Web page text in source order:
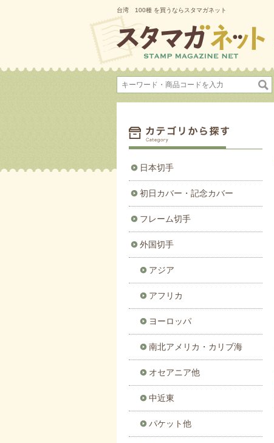
台湾 100種 を買うならスタマガネット
日本切手
初日カバー・記念カバー
フレーム切手
外国切手
アジア
アフリカ
ヨーロッパ
南北アメリカ・カリブ海
オセアニア他
中近東
パケット他